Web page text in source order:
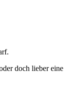
doch lieber eine